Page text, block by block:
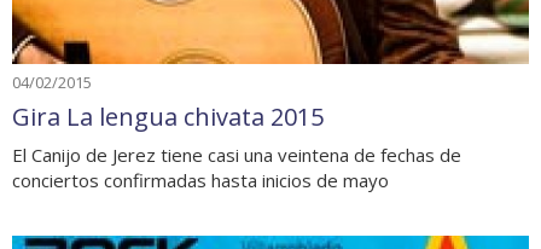
04/02/2015
Gira La lengua chivata 2015
El Canijo de Jerez tiene casi una veintena de fechas de
conciertos confirmadas hasta inicios de mayo